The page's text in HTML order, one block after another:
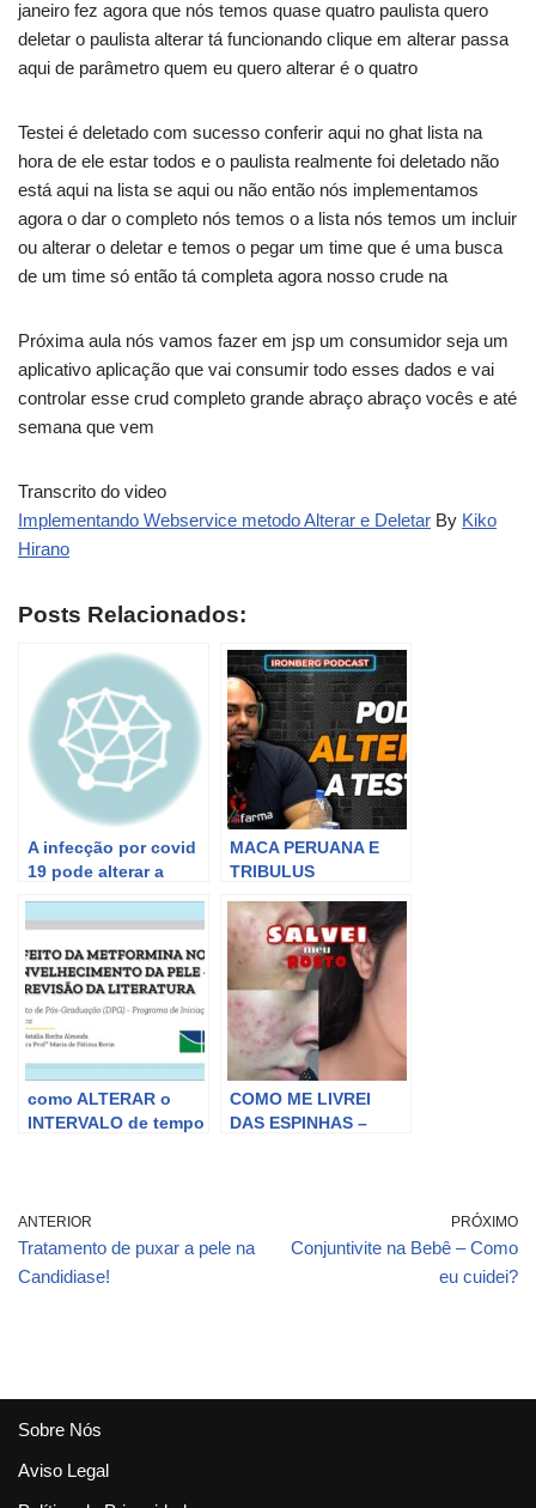
janeiro fez agora que nós temos quase quatro paulista quero
deletar o paulista alterar tá funcionando clique em alterar passa
aqui de parâmetro quem eu quero alterar é o quatro
Testei é deletado com sucesso conferir aqui no ghat lista na
hora de ele estar todos e o paulista realmente foi deletado não
está aqui na lista se aqui ou não então nós implementamos
agora o dar o completo nós temos o a lista nós temos um incluir
ou alterar o deletar e temos o pegar um time que é uma busca
de um time só então tá completa agora nosso crude na
Próxima aula nós vamos fazer em jsp um consumidor seja um
aplicativo aplicação que vai consumir todo esses dados e vai
controlar esse crud completo grande abraço abraço vocês e até
semana que vem
Transcrito do video
Implementando Webservice metodo Alterar e Deletar By Kiko
Hirano
Posts Relacionados:
A infecção por covid
19 pode alterar a
MACA PERUANA E
TRIBULUS
ALTERAR O EIXO
HORMONAL? –
IRONBERG PODCAST
CORTES
como ALTERAR o
INTERVALO de tempo
COMO ME LIVREI
DAS ESPINHAS –
ANTERIOR
Tratamento de puxar a pele na
Candidiase!
PRÓXIMO
Conjuntivite na Bebê – Como
eu cuidei?
Sobre Nós
Aviso Legal